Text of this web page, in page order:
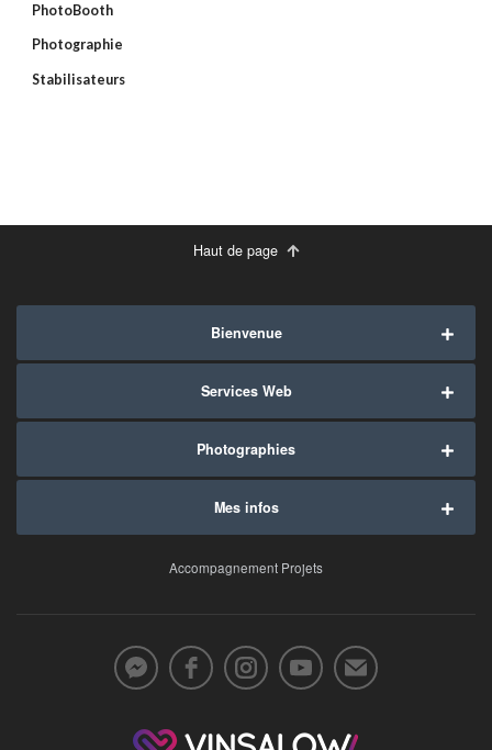
PhotoBooth
Photographie
Stabilisateurs
Haut de page
Bienvenue
Services Web
Photographies
Mes infos
Accompagnement Projets